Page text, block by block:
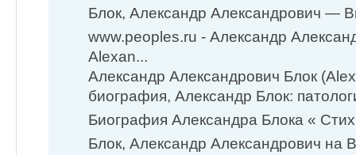
Блок, Александр Александрович —
www.peoples.ru - Александр
Alexan...
Александр Александрович Блок
биография, Александр Блок:
Биография Александра Блока «
Блок, Александр Александрович на